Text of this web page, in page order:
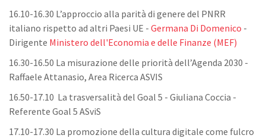
16.10-16.30 L’approccio alla parità di genere del PNRR
italiano rispetto ad altri Paesi UE - Germana Di Domenico -
Dirigente Ministero dell'Economia e delle Finanze (MEF)
16.30-16.50 La misurazione delle priorità dell’Agenda 2030 -
Raffaele Attanasio, Area Ricerca ASVIS
16.50-17.10 La trasversalità del Goal 5 - Giuliana Coccia -
Referente Goal 5 ASviS
17.10-17.30 La promozione della cultura digitale come fulcro